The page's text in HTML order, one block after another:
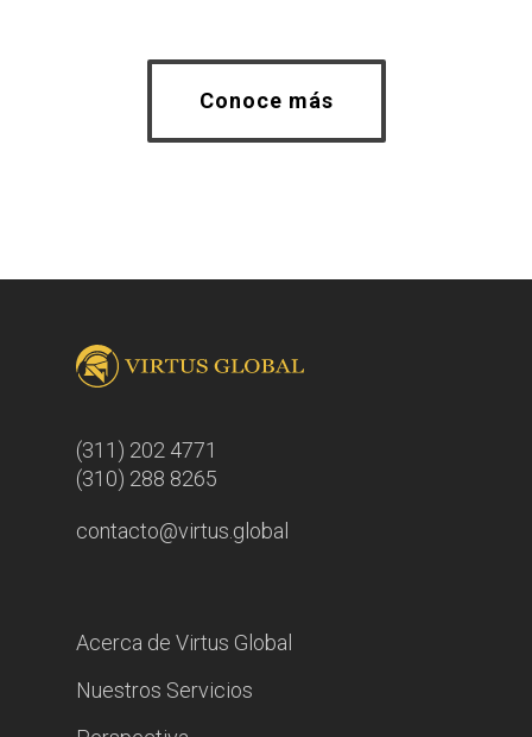
Conoce más
(311) 202 4771
(310) 288 8265
contacto@virtus.global
Acerca de Virtus Global
Nuestros Servicios